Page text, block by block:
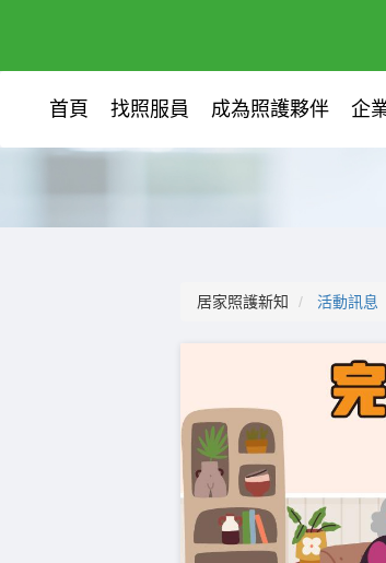
首頁 找照服員 成為照護夥伴 企
居家照護新知 活動訊息